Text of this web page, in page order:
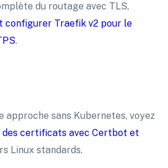
du routage avec TLS,
configurer Traefik v2 pour le
.
approche sans Kubernetes, voyez
des certificats avec Certbot et
Linux standards.